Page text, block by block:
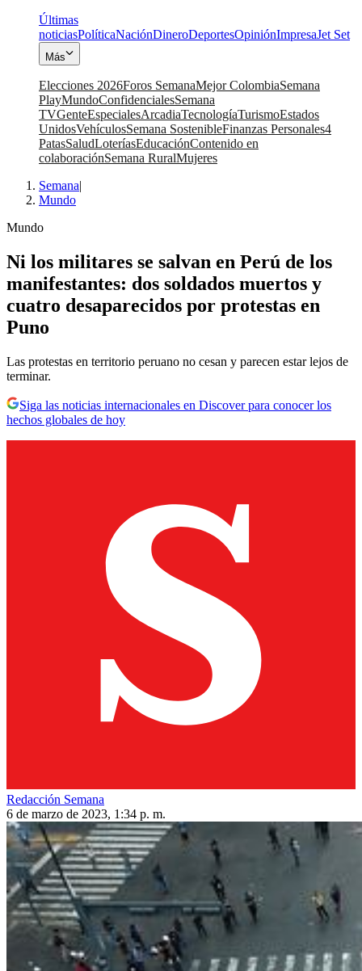
Últimas
noticiasPolíticaNaciónDineroDeportesOpiniónImpresaJet Set
Más
Elecciones 2026Foros SemanaMejor ColombiaSemana
PlayMundoConfidencialesSemana
TVGenteEspecialesArcadiaTecnologíaTurismoEstados
UnidosVehículosSemana SostenibleFinanzas Personales4
PatasSaludLoteríasEducaciónContenido en
colaboraciónSemana RuralMujeres
Semana|
Mundo
Mundo
Ni los militares se salvan en Perú de los
manifestantes: dos soldados muertos y
cuatro desaparecidos por protestas en
Puno
Las protestas en territorio peruano no cesan y parecen estar lejos de
terminar.
Siga las noticias internacionales en Discover para conocer los
hechos globales de hoy
Redacción Semana
6 de marzo de 2023, 1:34 p. m.